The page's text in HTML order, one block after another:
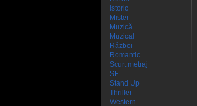
Istoric
Mister
Muzică
Muzical
Război
Romantic
Scurt metraj
SF
Stand Up
Thriller
Western